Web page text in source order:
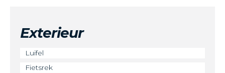
Exterieur
Luifel
Fietsrek